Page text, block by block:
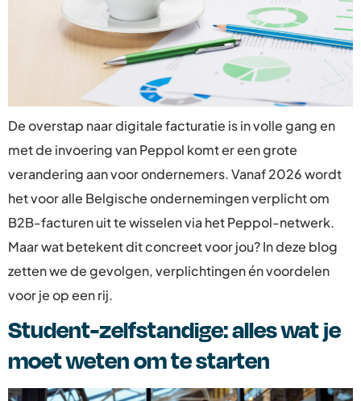
De overstap naar digitale facturatie is in volle gang en
met de invoering van Peppol komt er een grote
verandering aan voor ondernemers. Vanaf 2026 wordt
het voor alle Belgische ondernemingen verplicht om
B2B-facturen uit te wisselen via het Peppol-netwerk.
Maar wat betekent dit concreet voor jou? In deze blog
zetten we de gevolgen, verplichtingen én voordelen
voor je op een rij.
Student-zelfstandige: alles wat je
moet weten om te starten